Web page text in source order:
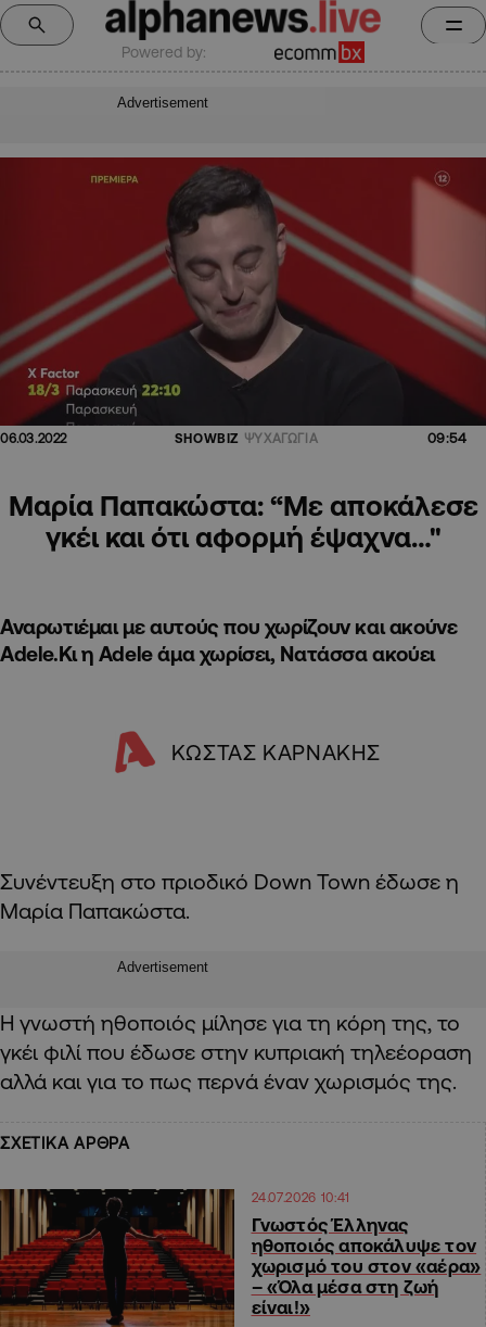
Powered by:
Advertisement
06.03.2022 SHOWBIZ ΨΥΧΑΓΩΓΙΑ 09:54
Mαρία Παπακώστα: “Με αποκάλεσε
γκέι και ότι αφορμή έψαχνα…"
Αναρωτιέμαι με αυτούς που χωρίζουν και ακούνε
Adele.Κι η Adele άμα χωρίσει, Νατάσσα ακούει
ΚΩΣΤΑΣ ΚΑΡΝΑΚΗΣ
Συνέντευξη στο πριοδικό Down Town έδωσε η
Μαρία Παπακώστα.
Advertisement
Η γνωστή ηθοποιός μίλησε για τη κόρη της, το
γκέι φιλί που έδωσε στην κυπριακή τηλεέοραση
αλλά και για το πως περνά έναν χωρισμός της.
ΣΧΕΤΙΚΑ ΑΡΘΡΑ
24.07.2026 10:41
Γνωστός Έλληνας
ηθοποιός αποκάλυψε τον
χωρισμό του στον «αέρα»
– «Όλα μέσα στη ζωή
είναι!»